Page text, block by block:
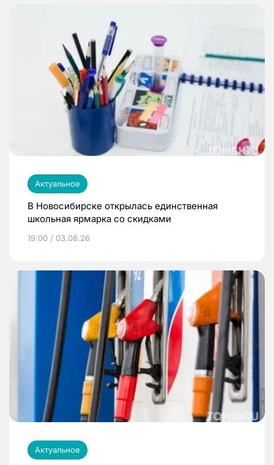
Актуальное
В Новосибирске открылась единственная
школьная ярмарка со скидками
19:00 / 03.08.26
Актуальное